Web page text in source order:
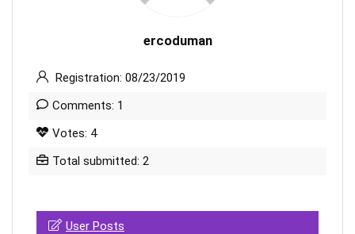
ercoduman
Registration: 08/23/2019
Comments: 1
Votes: 4
Total submitted: 2
User Posts